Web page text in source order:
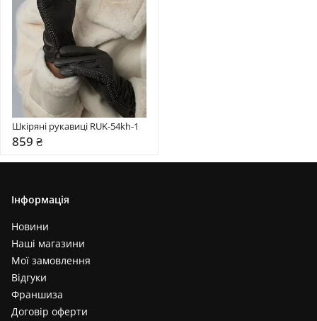
Шкіряні рукавиці RUK-54kh-1
859 ₴
Інформація
Новини
Наші магазини
Мої замовлення
Відгуки
Франшиза
Договір оферти